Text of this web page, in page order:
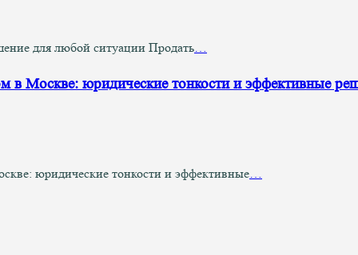
для любой ситуации Продать…
в Москве: юридические тонкости и эффективные
юридические тонкости и эффективные